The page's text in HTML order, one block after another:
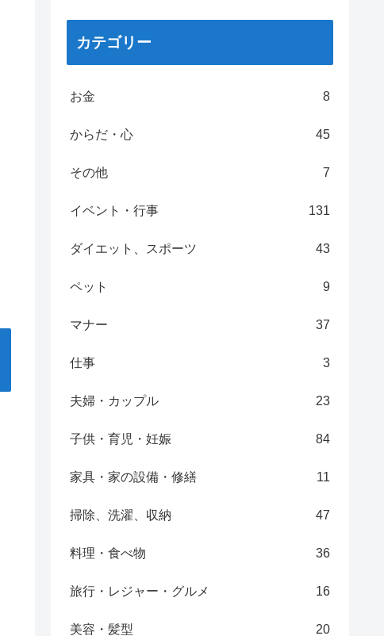
カテゴリー
お金 8
からだ・心 45
その他 7
イベント・行事 131
ダイエット、スポーツ 43
ペット 9
マナー 37
仕事 3
夫婦・カップル 23
子供・育児・妊娠 84
家具・家の設備・修繕 11
掃除、洗濯、収納 47
料理・食べ物 36
旅行・レジャー・グルメ 16
美容・髪型 20